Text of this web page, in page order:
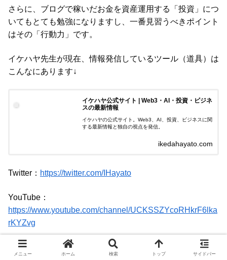
さらに、ブログで稼いだお金を資産運用する「投資」につ
いてもとても勉強になりますし、一番見習うべきポイント
はその「行動力」です。
イケハヤ先生が現在、情報発信しているツール（道具）は
こんなにあります↓
イケハヤ公式サイト | Web3・AI・投資・ビジネ
スの最新情報
イケハヤの公式サイト。Web3、AI、投資、ビジネスに関
する最新情報と独自の視点を発信。
ikedahayato.com
Twitter： https://twitter.com/IHayato
YouTube：
https://www.youtube.com/channel/UCKSSZYcoRHkrF6lka
rKYZvg
Voicy（音声による発信）：https://voicy.jp/channel/585
メニュー ホーム 検索 トップ サイドバー